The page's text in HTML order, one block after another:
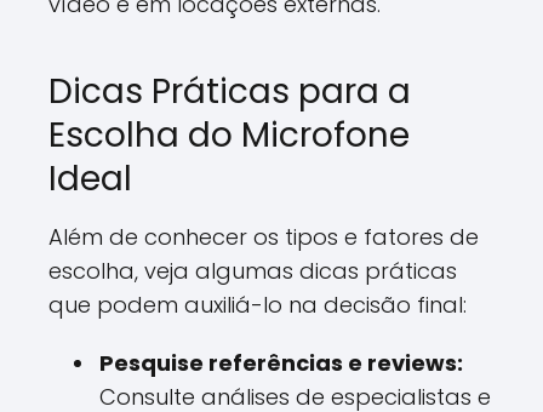
Dicas Práticas para a
Escolha do Microfone
Ideal
Além de conhecer os tipos e fatores de
escolha, veja algumas dicas práticas
que podem auxiliá-lo na decisão final:
Pesquise referências e reviews:
Consulte análises de especialistas e